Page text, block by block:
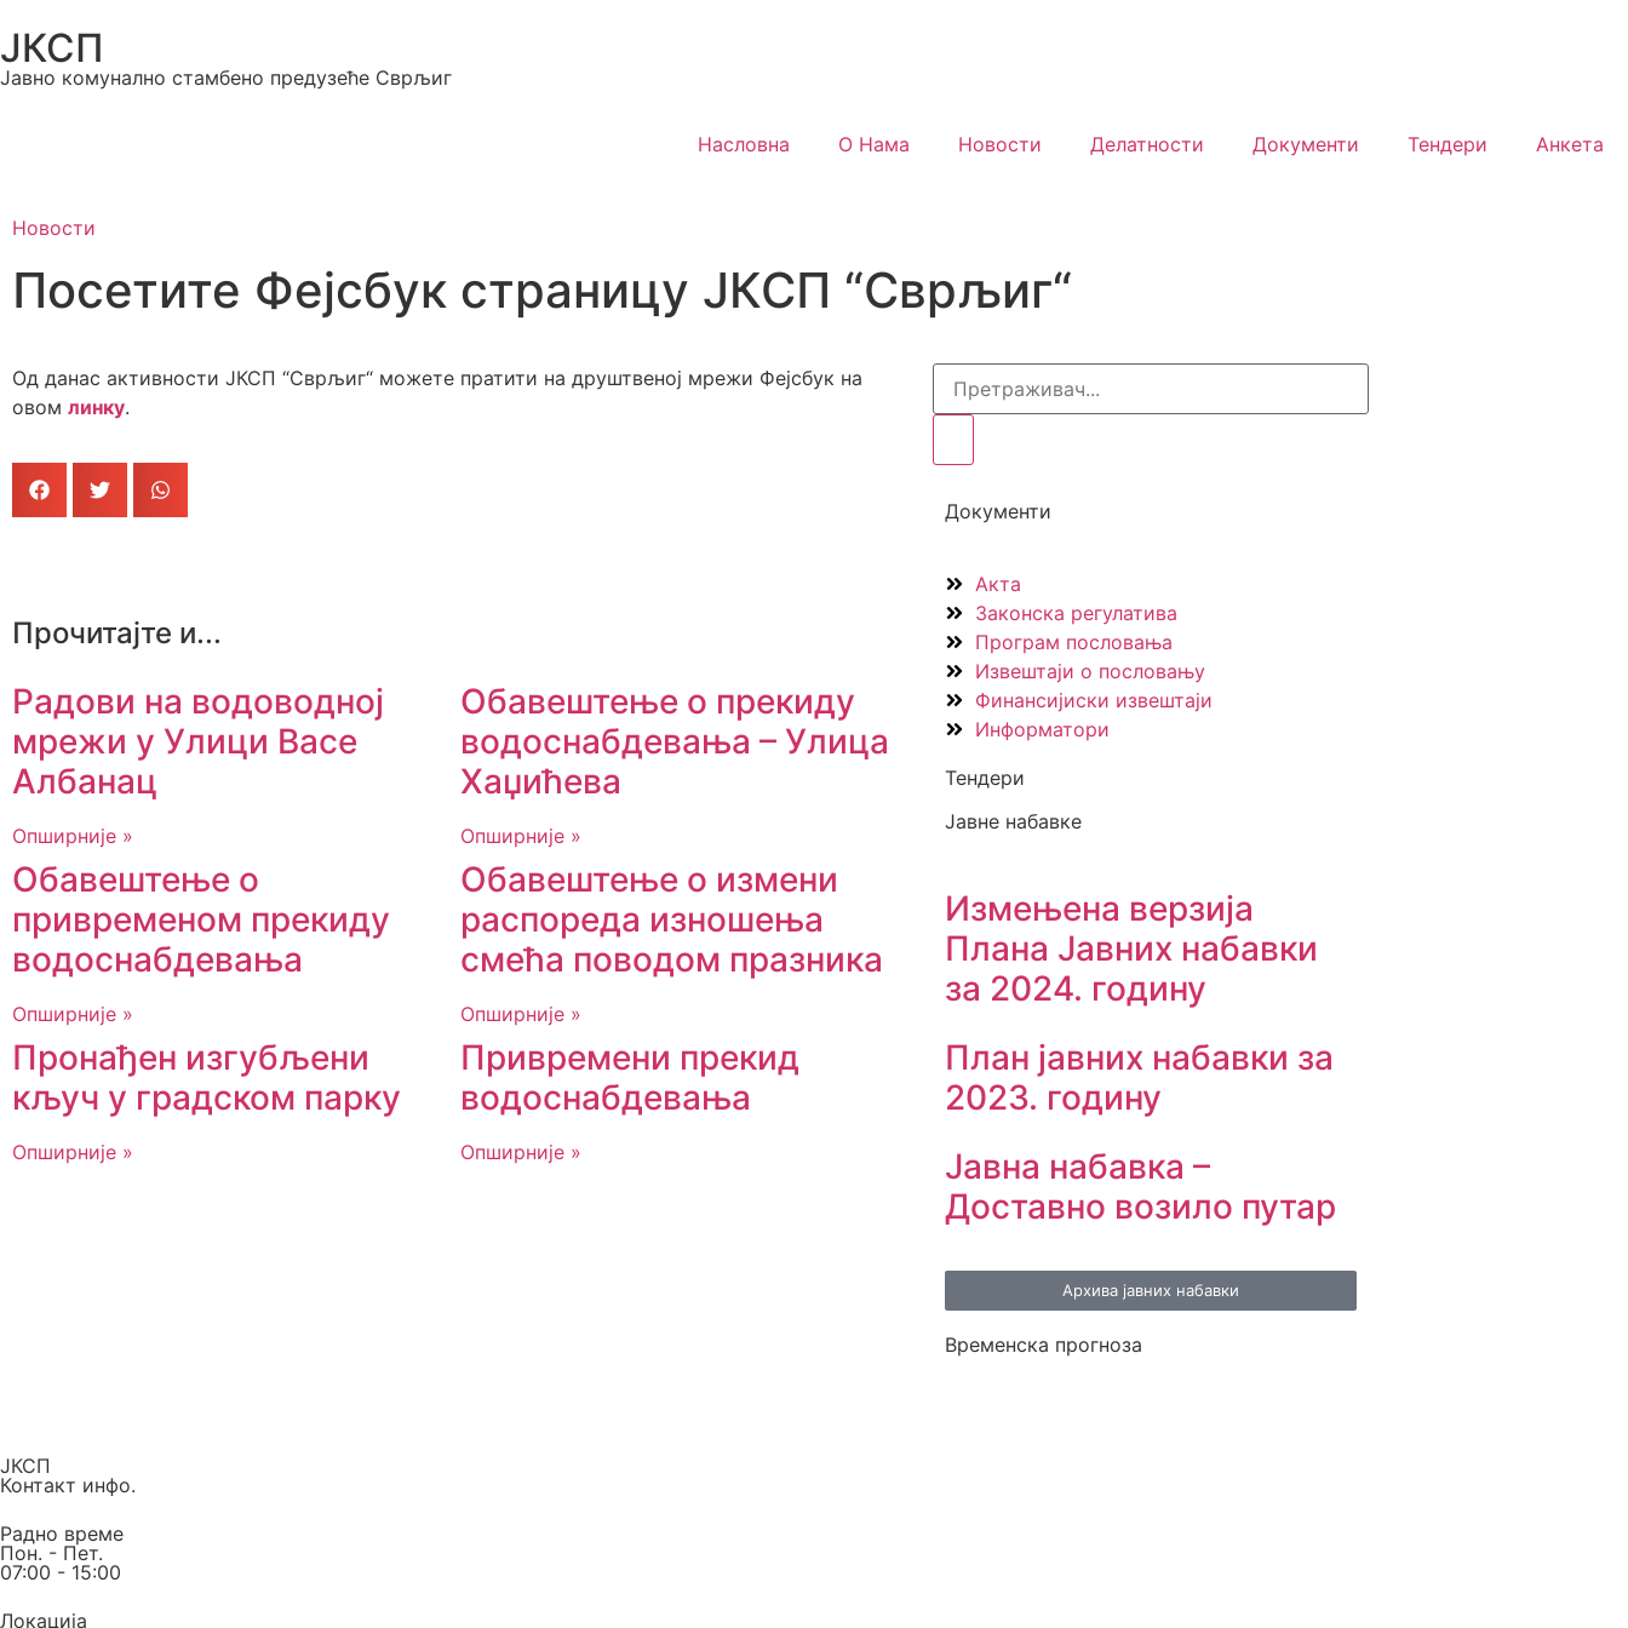
ЈКСП
Јавно комунално стамбено предузеће Сврљиг
Насловна О Нама Новости Делатности Документи Тендери Анкета
Новости
Посетите Фејсбук страницу ЈКСП “Сврљиг“
Од данас активности ЈКСП “Сврљиг“ можете пратити на друштвеној мрежи Фејсбук на
овом линку.
Прочитајте и...
Радови на водоводној
мрежи у Улици Васе
Албанац
Опширније »
Обавештење о прекиду
водоснабдевања – Улица
Хаџићева
Опширније »
Обавештење о
привременом прекиду
водоснабдевања
Опширније »
Обавештење о измени
распореда изношења
смећа поводом празника
Опширније »
Пронађен изгубљени
кључ у градском парку
Опширније »
Привремени прекид
водоснабдевања
Опширније »
Документи
Акта
Законска регулатива
Програм пословања
Извештаји о пословању
Финансијиски извештаји
Информатори
Тендери
Јавне набавке
Измењенa верзијa
Плана Јавних набавки
за 2024. годину
План јавних набавки за
2023. годину
Јавна набавка –
Доставно возило путар
Архива јавних набавки
Временска прогноза
ЈКСП
Контакт инфо.
Радно време
Пон. - Пет.
07:00 - 15:00
Локација